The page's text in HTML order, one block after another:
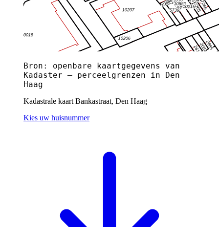
Bron: openbare kaartgegevens van
Kadaster — perceelgrenzen in Den
Haag
Kadastrale kaart Bankastraat, Den Haag
Kies uw huisnummer